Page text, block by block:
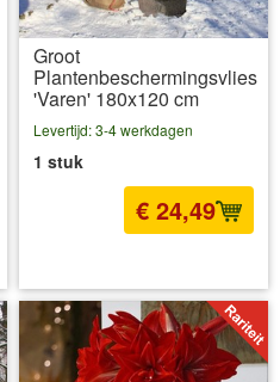
Groot
Plantenbeschermingsvlies
'Varen' 180x120 cm
Levertijd: 3-4 werkdagen
1 stuk
€ 24,49